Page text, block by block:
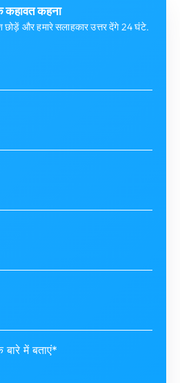
कहावत कहना
और हमारे सलाहकार उत्तर देंगे 24 घंटे.
में बताएं*